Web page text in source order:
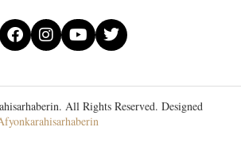
All Rights Reserved. Designed